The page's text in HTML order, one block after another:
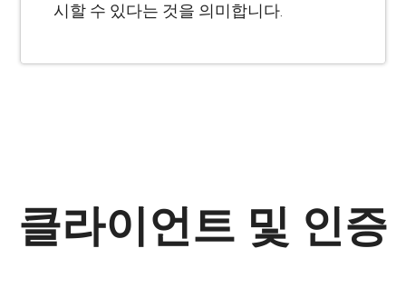
시할 수 있다는 것을 의미합니다.
클라이언트 및 인증